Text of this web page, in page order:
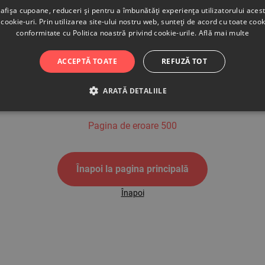
500
Pagina de eroare 500
Înapoi la pagina principală
Înapoi
cupoane, reduceri și pentru a îmbunătăți experiența utilizatorului
uri. Prin utilizarea site-ului nostru web, sunteți de acord cu toate
conformitate cu Politica noastră privind cookie-urile. Află mai multe
ACCEPTĂ TOATE REFUZĂ TOT
ARATĂ DETALIILE